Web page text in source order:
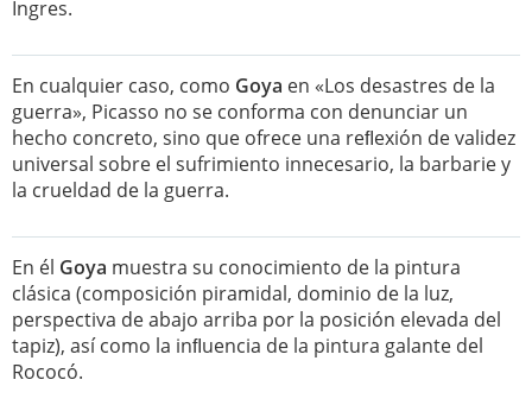
Ingres.
En cualquier caso, como Goya en «Los desastres de la
guerra», Picasso no se conforma con denunciar un
hecho concreto, sino que ofrece una reﬂexión de validez
universal sobre el sufrimiento innecesario, la barbarie y
la crueldad de la guerra.
En él Goya muestra su conocimiento de la pintura
clásica (composición piramidal, dominio de la luz,
perspectiva de abajo arriba por la posición elevada del
tapiz), así como la inﬂuencia de la pintura galante del
Rococó.